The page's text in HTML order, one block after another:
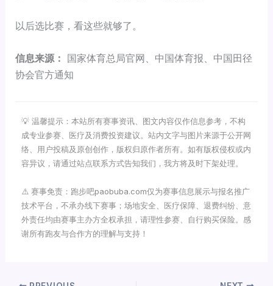
以后选比赛，看这些就够了。
信息来源： 国家体育总局官网、中国体育报、中国田径
协会官方通知
💡 温馨提示：本站所有赛事资讯、图文内容仅作信息参考，不构
成专业参赛、医疗及消费投资建议。站内文字与图片来源于公开网
络、用户投稿及原创创作，版权归原作者所有。如有版权侵权或内
容异议，请通过站点联系方式告知我们，我方将及时下架处理。
⚠️ 赛事免责：跑步吧paobuba.com仅为赛事信息展示与报名推广
技术平台，不承办线下赛事；场地安全、医疗保障、退费纠纷、意
外责任均由赛事主办方全权承担，请理性参赛、自行购买保险。感
谢所有跑友与合作方的理解与支持！